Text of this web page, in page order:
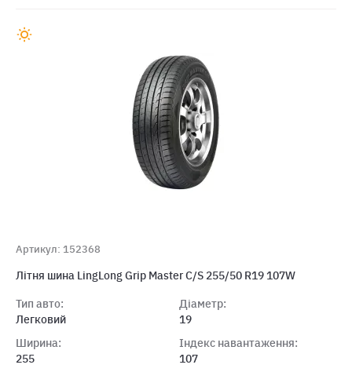
Артикул: 152368
Літня шина LingLong Grip Master C/S 255/50 R19 107W
Тип авто:
Легковий
Ширина:
255
Діаметр:
19
Індекс навантаження:
107